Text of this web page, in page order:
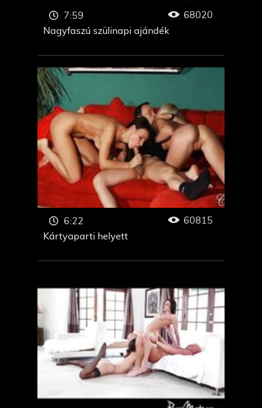
Nagyfaszú szülinapi ajándék
7:59 68020
Kártyaparti helyett
6:22 60815